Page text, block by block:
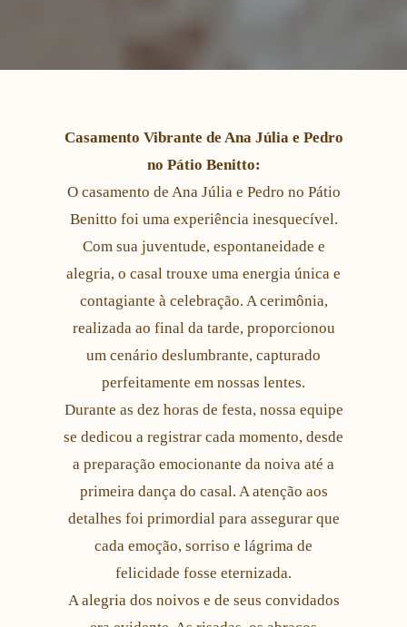
Casamento Vibrante de Ana Júlia e Pedro
no Pátio Benitto:
O casamento de Ana Júlia e Pedro no Pátio
Benitto foi uma experiência inesquecível.
Com sua juventude, espontaneidade e
alegria, o casal trouxe uma energia única e
contagiante à celebração. A cerimônia,
realizada ao final da tarde, proporcionou
um cenário deslumbrante, capturado
perfeitamente em nossas lentes.
Durante as dez horas de festa, nossa equipe
se dedicou a registrar cada momento, desde
a preparação emocionante da noiva até a
primeira dança do casal. A atenção aos
detalhes foi primordial para assegurar que
cada emoção, sorriso e lágrima de
felicidade fosse eternizada.
A alegria dos noivos e de seus convidados